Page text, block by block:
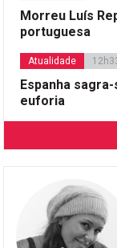
Morreu Luís
portuguesa
Atualidade
Espanha
euforia